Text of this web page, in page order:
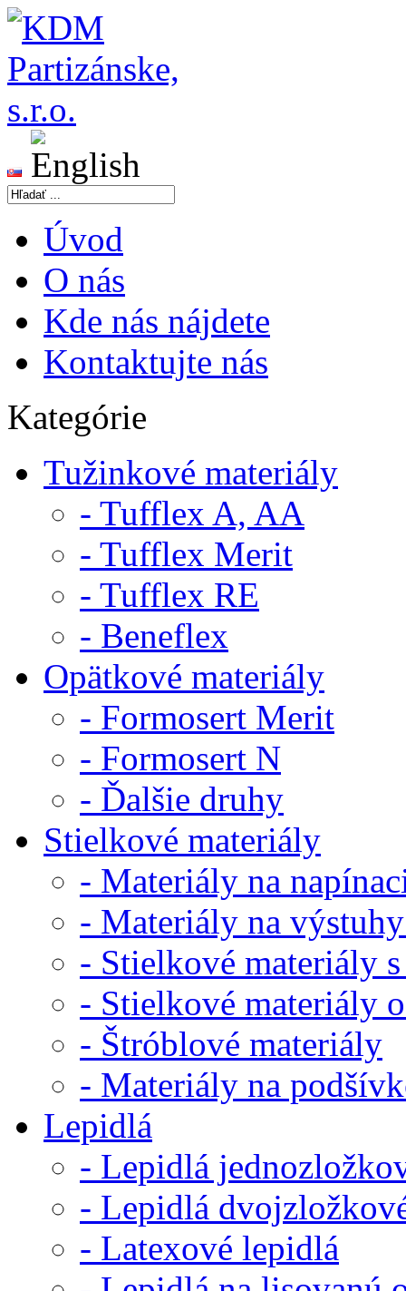
Úvod
O nás
Kde nás nájdete
Kontaktujte nás
Kategórie
Tužinkové materiály
- Tufflex A, AA
- Tufflex Merit
- Tufflex RE
- Beneflex
Opätkové materiály
- Formosert Merit
- Formosert N
- Ďalšie druhy
Stielkové materiály
- Materiály na
- Materiály na
- Stielkové materiály
- Stielkové materiály
- Štróblové materiály
- Materiály na
Lepidlá
- Lepidlá
- Lepidlá
- Latexové lepidlá